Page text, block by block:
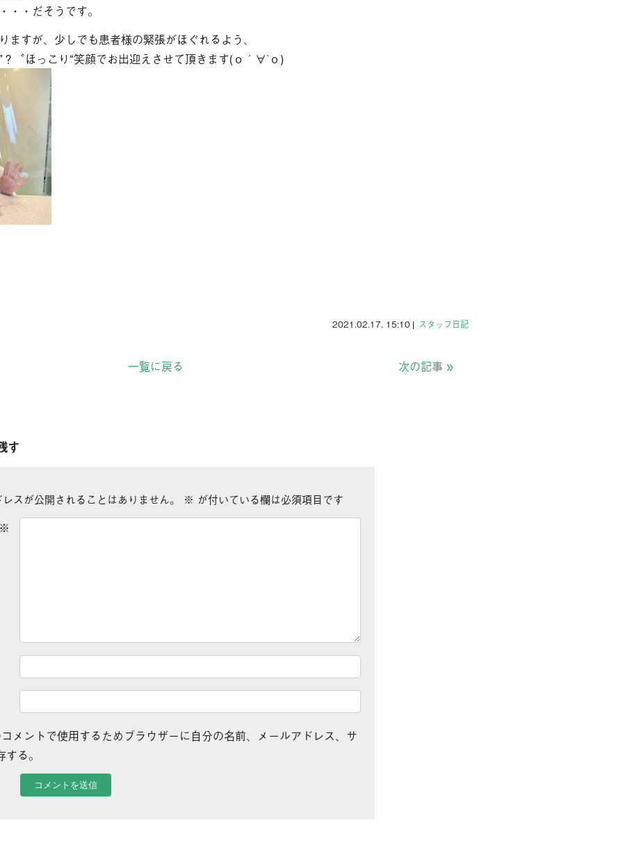
・・だそうです。
すが、少しでも患者様の緊張がほぐれるよう、
？〝ほっこり“笑顔でお出迎えさせて頂きます(о´∀`о)
2021.02.17. 15:10 | スタッフ日記
一覧に戻る 次の記事 »
す
スが公開されることはありません。 ※ が付いている欄は必須項目です
メントで使用するためブラウザーに自分の名前、メールアドレス、サ
る。